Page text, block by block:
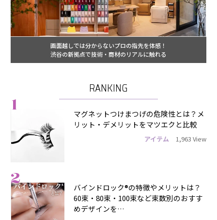
画面越しでは分からないプロの指先を体感！
渋谷の新拠点で技術・商材のリアルに触れる
RANKING
1
マグネットつけまつげの危険性とは？メ
リット・デメリットをマツエクと比較
アイテム 1,963 View
2
バインドロック®の特徴やメリットは？
60束・80束・100束など束数別のおすす
めデザインを…